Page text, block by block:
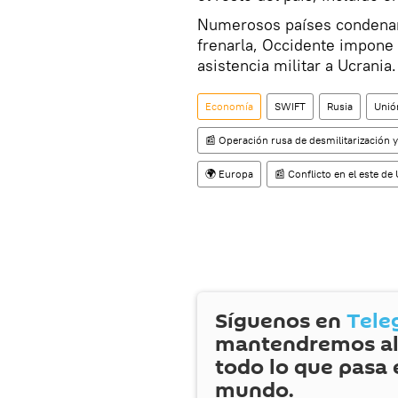
Numerosos países
frenarla, Occidente impone
asistencia militar a Ucrania.
Economía SWIFT Rusia
📰 Operación rusa de desmilitarización
🌍 Europa 📰 Conflicto en el este
Síguenos en
mantendremos
todo lo que pasa
mundo.